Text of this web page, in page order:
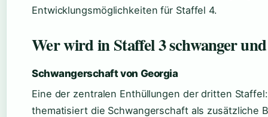
Entwicklungsmöglichkeiten für Staffel 4.
Wer wird in Staffel 3 schwanger
Schwangerschaft von Georgia
Eine der zentralen Enthüllungen der dritten
thematisiert die Schwangerschaft als zusätzliche